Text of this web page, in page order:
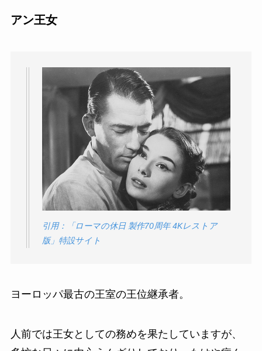
アン王女
引用：「ローマの休日 製作70周年 4Kレストア
版」特設サイト
ヨーロッパ最古の王室の王位継承者。
人前では王女としての務めを果たしていますが、